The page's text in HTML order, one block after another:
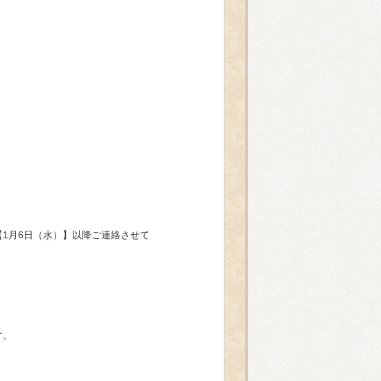
月6日（水）】以降ご連絡させて